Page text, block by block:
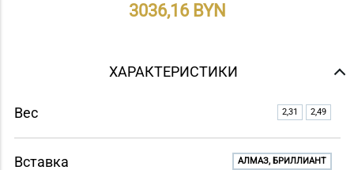
3036,16
ХАРАКТЕРИСТИКИ
Вес 2,31 2,49
Вставка АЛМАЗ, БРИЛЛИАНТ